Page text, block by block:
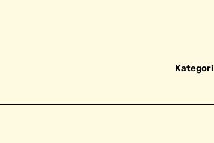
Kategori